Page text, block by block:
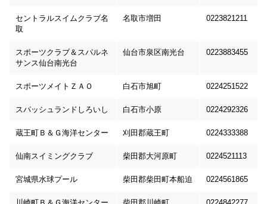
セントラルスイムクラブ名
取
名取市増田 0223821211
スポーツクラブ＆スパルネ
サンス仙台南光台
仙台市泉区南光台 0223883455
スポーツメイトＺＡＯ 白石市旭町 0224251522
スパッシュランドしろいし 白石市小原 0224292326
蔵王町Ｂ＆Ｇ海洋センター 刈田郡蔵王町 0224333388
仙南スイミングクラブ 柴田郡大河原町 0224521113
宮城県水球プール 柴田郡柴田町本船迫 0224561865